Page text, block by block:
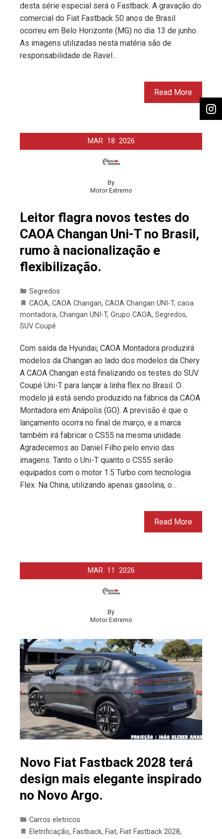
desta série especial será o Fastback. A gravação do
comercial do Fiat Fastback 50 anos de Brasil
ocorreu em Belo Horizonte (MG) no dia 13 de junho.
As imagens utilizadas nesta matéria são de
responsabilidade de Ravel…
Read More
MAR 18 2026
By
Motor Extremo
Leitor flagra novos testes do
CAOA Changan Uni-T no Brasil,
rumo à nacionalização e
flexibilização.
Segredos
CAOA, CAOA Changan, CAOA Changan UNI-T, caoa
montadora, Changan UNI-T, Grupo CAOA, Segredos,
SUV Coupé
Com saída da Hyundai, CAOA Montadora produzirá
modelos da Changan ao lado dos modelos da Chery
A CAOA Changan está finalizando os testes do SUV
Coupé Uni-T para lançar a linha flex no Brasil. O
modelo já está sendo produzido na fábrica da CAOA
Montadora em Anápolis (GO). A previsão é que o
lançamento ocorra no final de março, e a marca
também irá fabricar o CS55 na mesma unidade.
Agradecemos ao Daniel Filho pelo envio das
imagens. Tanto o Uni-T quanto o CS55 serão
equipados com o motor 1.5 Turbo com tecnologia
Flex. Na China, utilizando apenas gasolina, o…
Read More
MAR 11 2026
By
Motor Extremo
Novo Fiat Fastback 2028 terá
design mais elegante inspirado
no Novo Argo.
Carros eletricos
Eletrificação, Fastback, Fiat, Fiat Fastback 2028,